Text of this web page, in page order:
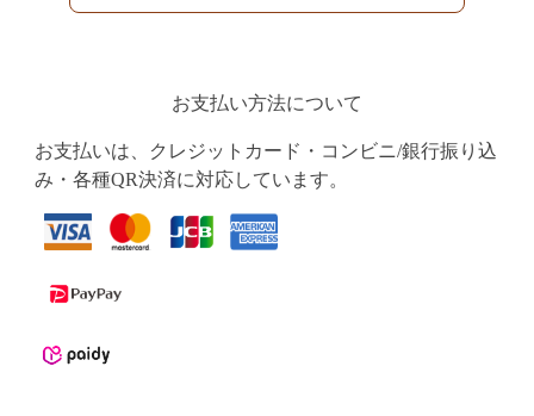
お支払い方法について
お支払いは、クレジットカード・コンビニ/銀行振り込
み・各種QR決済に対応しています。